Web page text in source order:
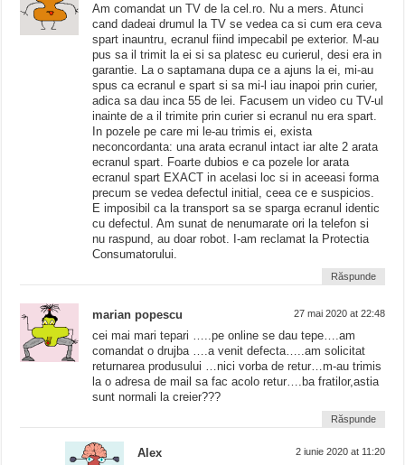
Am comandat un TV de la cel.ro. Nu a mers. Atunci
cand dadeai drumul la TV se vedea ca si cum era ceva
spart inauntru, ecranul fiind impecabil pe exterior. M-au
pus sa il trimit la ei si sa platesc eu curierul, desi era in
garantie. La o saptamana dupa ce a ajuns la ei, mi-au
spus ca ecranul e spart si sa mi-l iau inapoi prin curier,
adica sa dau inca 55 de lei. Facusem un video cu TV-ul
inainte de a il trimite prin curier si ecranul nu era spart.
In pozele pe care mi le-au trimis ei, exista
neconcordanta: una arata ecranul intact iar alte 2 arata
ecranul spart. Foarte dubios e ca pozele lor arata
ecranul spart EXACT in acelasi loc si in aceeasi forma
precum se vedea defectul initial, ceea ce e suspicios.
E imposibil ca la transport sa se sparga ecranul identic
cu defectul. Am sunat de nenumarate ori la telefon si
nu raspund, au doar robot. I-am reclamat la Protectia
Consumatorului.
Răspunde
marian popescu 27 mai 2020 at 22:48
cei mai mari tepari …..pe online se dau tepe….am
comandat o drujba ….a venit defecta…..am solicitat
returnarea produsului …nici vorba de retur…m-au trimis
la o adresa de mail sa fac acolo retur….ba fratilor,astia
sunt normali la creier???
Răspunde
Alex 2 iunie 2020 at 11:20